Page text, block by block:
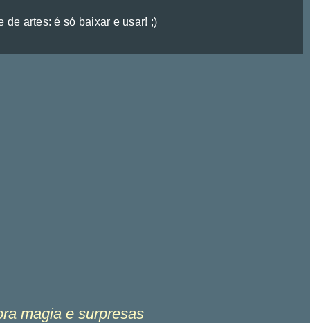
artes: é só baixar e usar! ;)
magia e surpresas